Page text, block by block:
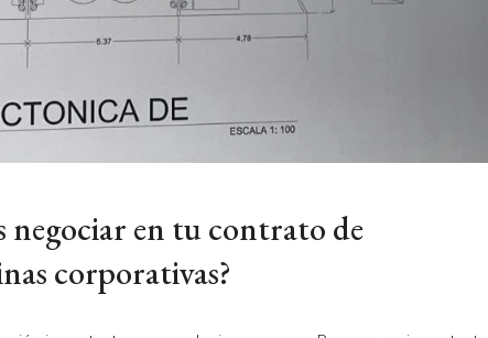
negociar en tu contrato de
corporativas?